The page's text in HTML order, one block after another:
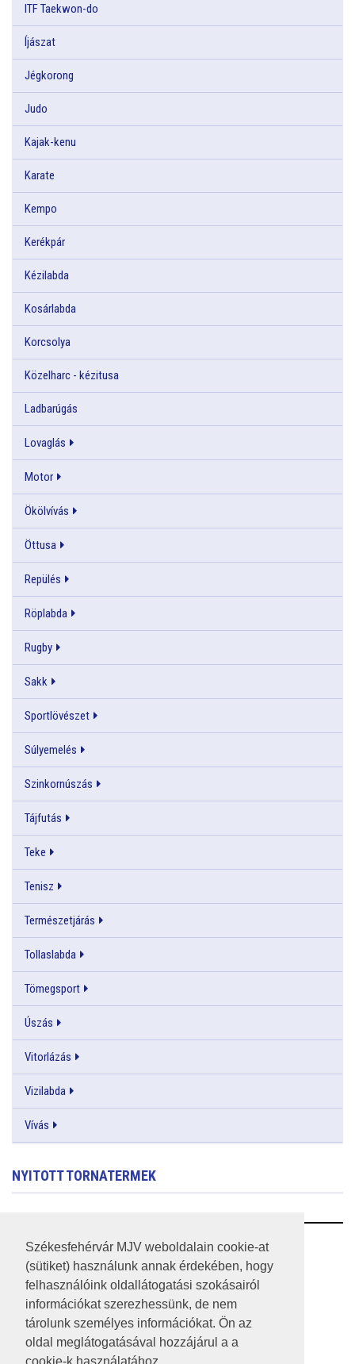
Székesfehérvár MJV weboldalain cookie-at
(sütiket) használunk annak érdekében, hogy
felhasználóink oldallátogatási szokásairól
információkat szerezhessünk, de nem
tárolunk személyes információkat. Ön az
oldal meglátogatásával hozzájárul a a
ITF Taekwon-do
Íjászat
Jégkorong
Judo
Kajak-kenu
Karate
Kempo
Kerékpár
Kézilabda
Kosárlabda
Korcsolya
Közelharc - kézitusa
Ladbarúgás
Lovaglás
Motor
Ökölvívás
Öttusa
Repülés
Röplabda
Rugby
Sakk
Sportlövészet
Súlyemelés
Szinkornúszás
Tájfutás
Teke
Tenisz
Természetjárás
Tollaslabda
Tömegsport
Úszás
Vitorlázás
Vizilabda
Vívás
NYITOTT TORNATERMEK
RSS
A HONLAP 2017.03.31-I ÁLLAPOTA
JOGI NYILATKOZAT
IMPRESSZUM